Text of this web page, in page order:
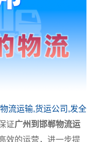
流运输,货运公司,发全
证广州到邯郸物流运
效的运营，进一步提